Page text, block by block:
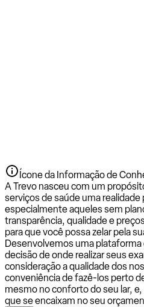
Ícone da Informação de
A Trevo nasceu com um
serviços de saúde uma realidade
especialmente aqueles sem
transparência, qualidade e
para que você possa zelar pela
Desenvolvemos uma plataforma
decisão de onde realizar seus
consideração a qualidade dos
conveniência de fazê-los perto
mesmo no conforto do seu lar,
que se encaixam no seu